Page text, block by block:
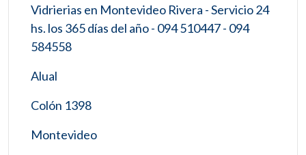
Vidrierias en Montevideo Rivera - Servicio 24
hs. los 365 días del año - 094 510447 - 094
584558
Alual
Colón 1398
Montevideo